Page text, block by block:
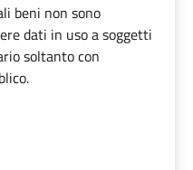
beni non sono
dati in uso a soggetti
soltanto con